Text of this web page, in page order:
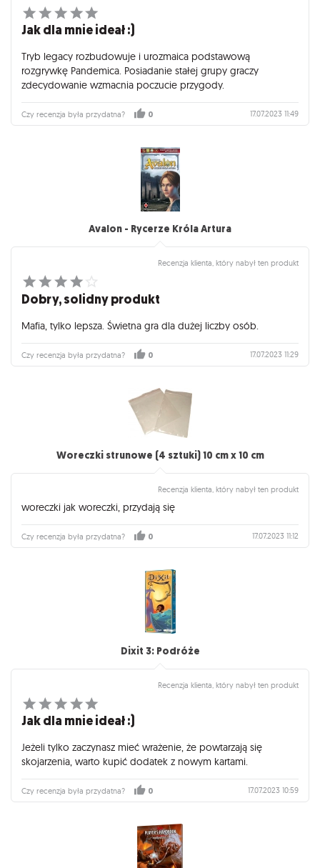
Jak dla mnie ideał :)
Tryb legacy rozbudowuje i urozmaica podstawową
rozgrywkę Pandemica. Posiadanie stałej grupy graczy
zdecydowanie wzmacnia poczucie przygody.
Czy recenzja była przydatna? 0 17.07.2023 11:49
Avalon - Rycerze Króla Artura
Recenzja klienta, który nabył ten produkt
Dobry, solidny produkt
Mafia, tylko lepsza. Świetna gra dla dużej liczby osób.
Czy recenzja była przydatna? 0 17.07.2023 11:29
Woreczki strunowe (4 sztuki) 10 cm x 10 cm
Recenzja klienta, który nabył ten produkt
woreczki jak woreczki, przydają się
Czy recenzja była przydatna? 0 17.07.2023 11:12
Dixit 3: Podróże
Recenzja klienta, który nabył ten produkt
Jak dla mnie ideał :)
Jeżeli tylko zaczynasz mieć wrażenie, że powtarzają się
skojarzenia, warto kupić dodatek z nowym kartami.
Czy recenzja była przydatna? 0 17.07.2023 10:59